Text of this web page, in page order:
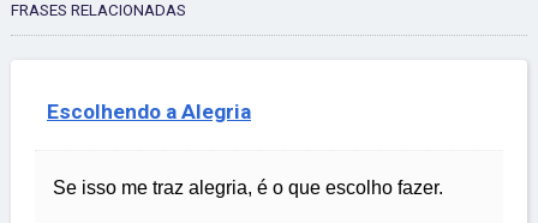
FRASES RELACIONADAS
Escolhendo a Alegria
Se isso me traz alegria, é o que escolho fazer.